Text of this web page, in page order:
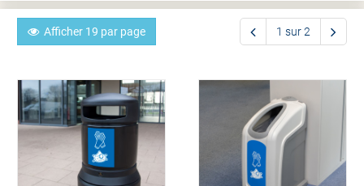
Afficher 19 par page 1 sur 2